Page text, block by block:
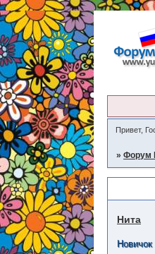
Привет,
»Форум
Нита
Новичок